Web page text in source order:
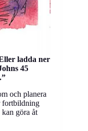
ladda ner
45
och planera
fortbildning
göra åt